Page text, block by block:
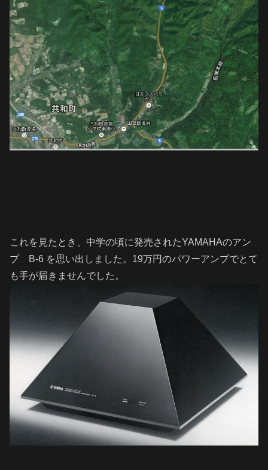
これを見たとき、中学の頃に発売されたYAMAHAのアン
プ B-6 を思い出しました。19万円のパワーアンプでとて
も手が届きませんでした。